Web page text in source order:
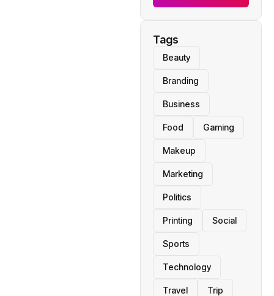
Tags
Beauty
Branding
Business
Food Gaming
Makeup
Marketing
Politics
Printing Social
Sports
Technology
Travel Trip